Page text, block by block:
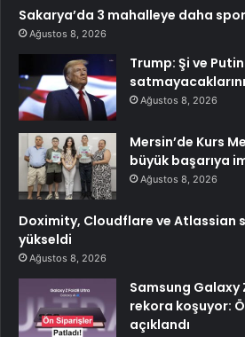
Sakarya’da 3 mahalleye daha
Ağustos 8, 2026
Trump: Şi ve
Ağustos 8, 2026
Mersin’de Kurs
büyük başarıya
Ağustos 8, 2026
Doximity, Cloudflare ve Atlassian
yükseldi
Ağustos 8, 2026
Samsung Galaxy
rekora koşuyor:
açıklandı